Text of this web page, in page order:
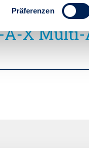
Präferenzen